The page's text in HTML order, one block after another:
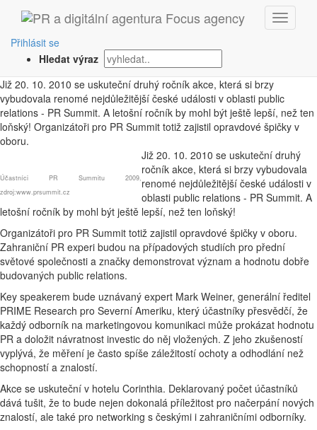
Přihlásit se
Hledat výraz
‹ Zpět
PR Summit: Již tuto středu!
Již 20. 10. 2010 se uskuteční druhý ročník akce, která si brzy
vybudovala renomé nejdůležitější české události v oblasti public
relations - PR Summit. A letošní ročník by mohl být ještě lepší, než ten
loňský! Organizátoři pro PR Summit totiž zajistil opravdové špičky v
oboru.
Účastníci PR Summitu 2009,
zdroj:www.prsummit.cz
Již 20. 10. 2010 se uskuteční druhý
ročník akce, která si brzy vybudovala
renomé nejdůležitější české události v
oblasti public relations - PR Summit. A
letošní ročník by mohl být ještě lepší, než ten loňský!
Organizátoři pro PR Summit totiž zajistil opravdové špičky v oboru.
Zahraniční PR experi budou na případových studiích pro přední
světové společnosti a značky demonstrovat význam a hodnotu dobře
budovaných public relations.
Key speakerem bude uznávaný expert Mark Weiner, generální ředitel
PRIME Research pro Severní Ameriku, který účastníky přesvědčí, že
každý odborník na marketingovou komunikaci může prokázat hodnotu
PR a doložit návratnost investic do něj vložených. Z jeho zkušeností
vyplývá, že měření je často spíše záležitostí ochoty a odhodlání než
schopností a znalostí.
Akce se uskuteční v hotelu Corinthia. Deklarovaný počet účastníků
dává tušit, že to bude nejen dokonalá příležitost pro načerpání nových
znalostí, ale také pro networking s českými i zahraničními odborníky.